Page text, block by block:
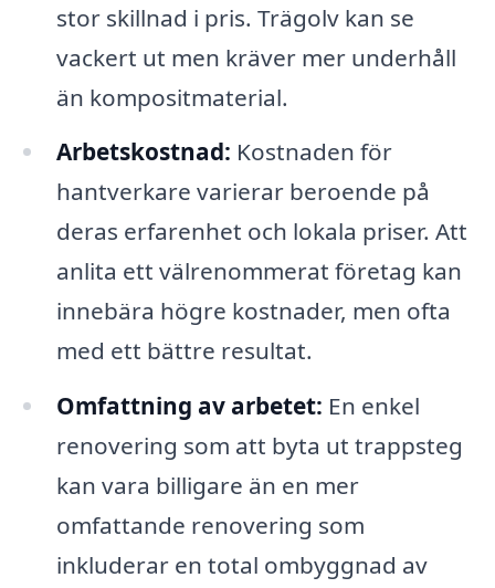
stor skillnad i pris. Trägolv kan se
vackert ut men kräver mer underhåll
än kompositmaterial.
Arbetskostnad: Kostnaden för
hantverkare varierar beroende på
deras erfarenhet och lokala priser. Att
anlita ett välrenommerat företag kan
innebära högre kostnader, men ofta
med ett bättre resultat.
Omfattning av arbetet: En enkel
renovering som att byta ut trappsteg
kan vara billigare än en mer
omfattande renovering som
inkluderar en total ombyggnad av